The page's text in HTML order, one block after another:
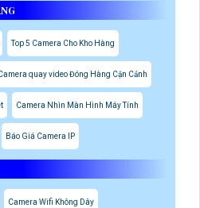
Top 5 Camera Cho Kho Hàng
quay video Đóng Hàng Cận Cảnh
Camera Nhìn Màn Hình Máy Tính
Báo Giá Camera IP
Camera Wifi Không Dây